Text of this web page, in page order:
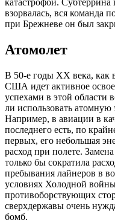
катастрофой.
взорвалась, вся команда
при Брежневе он был
Атомолет
В 50-е годы XX века, как
США идет активное
успехами в этой области
ли использовать
Например, в авиации в
последнего есть, по
первых, его небольшая
расход при полете.
только бы сократила
пребывания лайнеров в
условиях Холодной
противоборствующих
сверхдержавы очень
бомб.